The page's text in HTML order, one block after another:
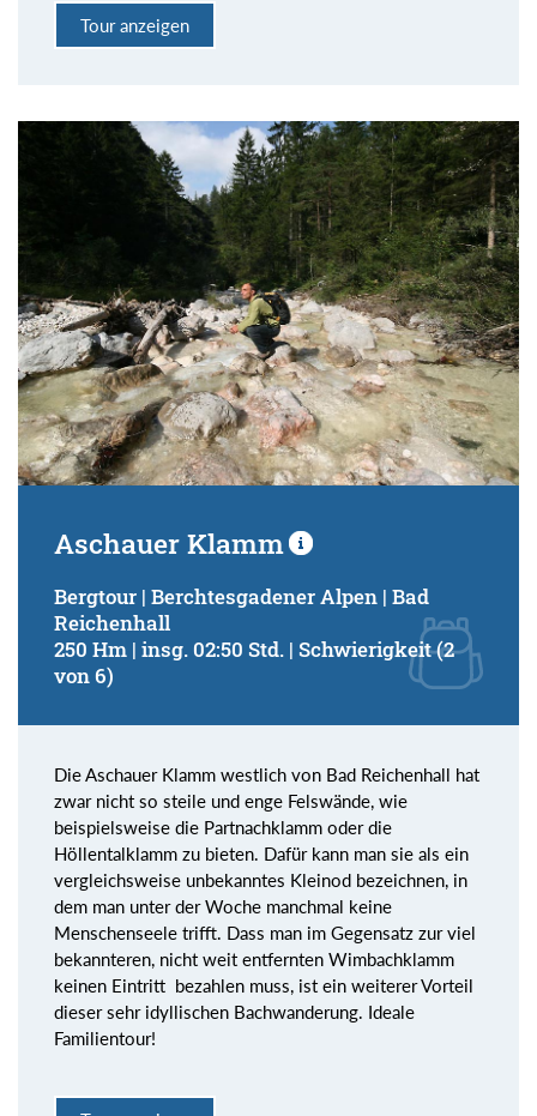
Tour anzeigen
Aschauer Klamm
Bergtour | Berchtesgadener Alpen | Bad
Reichenhall
250 Hm | insg. 02:50 Std. | Schwierigkeit (2
von 6)
Die Aschauer Klamm westlich von Bad Reichenhall hat
zwar nicht so steile und enge Felswände, wie
beispielsweise die Partnachklamm oder die
Höllentalklamm zu bieten. Dafür kann man sie als ein
vergleichsweise unbekanntes Kleinod bezeichnen, in
dem man unter der Woche manchmal keine
Menschenseele trifft. Dass man im Gegensatz zur viel
bekannteren, nicht weit entfernten Wimbachklamm
keinen Eintritt bezahlen muss, ist ein weiterer Vorteil
dieser sehr idyllischen Bachwanderung. Ideale
Familientour!